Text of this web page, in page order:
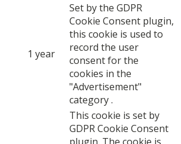
1 year
Set by the GDPR
Cookie Consent plugin,
this cookie is used to
record the user
consent for the
cookies in the
"Advertisement"
category .
This cookie is set by
GDPR Cookie Consent